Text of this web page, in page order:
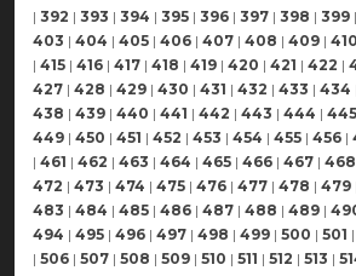
| 392 | 393 | 394 | 395 | 396 | 397 | 398 | 399 |
403 | 404 | 405 | 406 | 407 | 408 | 409 | 410
| 415 | 416 | 417 | 418 | 419 | 420 | 421 | 422 |
427 | 428 | 429 | 430 | 431 | 432 | 433 | 434
438 | 439 | 440 | 441 | 442 | 443 | 444 | 445
449 | 450 | 451 | 452 | 453 | 454 | 455 | 456 |
| 461 | 462 | 463 | 464 | 465 | 466 | 467 | 468
472 | 473 | 474 | 475 | 476 | 477 | 478 | 479
483 | 484 | 485 | 486 | 487 | 488 | 489 |
494 | 495 | 496 | 497 | 498 | 499 | 500 | 501 |
| 506 | 507 | 508 | 509 | 510 | 511 | 512 | 513 |